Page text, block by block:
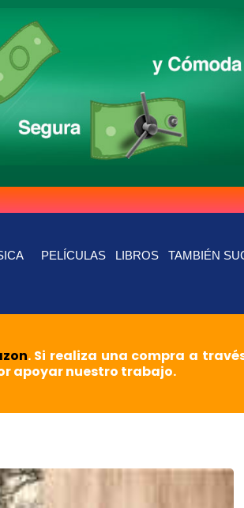
PELÍCULAS LIBROS TAMBIÉN
. Si realiza una compra a
apoyar nuestro trabajo.